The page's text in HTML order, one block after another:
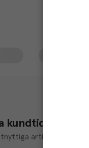
kundtidningar
artiklar och ta